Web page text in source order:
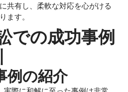
共有し、柔軟な対応を心がける
ます。
での成功事例
例の紹介